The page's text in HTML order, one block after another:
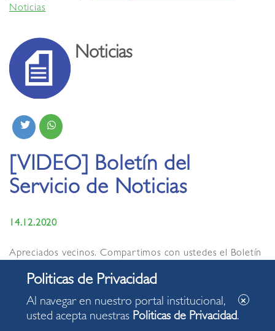
Noticias
Noticias
[VIDEO] Boletín del
Servicio de Noticias
14.12.2020
Apreciados vecinos. Compartimos con ustedes el Boletín
de hoy lunes, 14 de diciembre de 2020, con algunas de las
acciones desarrolladas en nuestro distrito.
Al navegar en nuestro portal institucional,
usted acepta nuestras Politicas de Privacidad.